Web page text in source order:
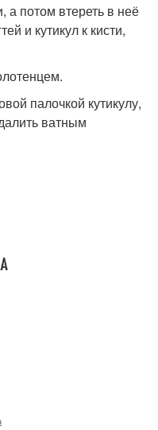
а потом втереть в неё
и кутикул к кисти,
палочкой кутикулу,
ватным